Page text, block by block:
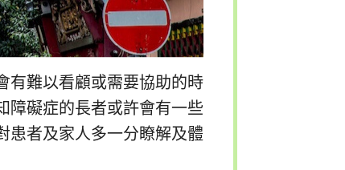
有難以看顧或需要協助的時
障礙症的長者或許會有一些
患者及家人多一分瞭解及體